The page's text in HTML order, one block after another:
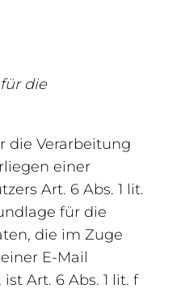
die
die Verarbeitung
einer
Art. 6 Abs. 1 lit.
für die
die im Zuge
E-Mail
Art. 6 Abs. 1 lit. f